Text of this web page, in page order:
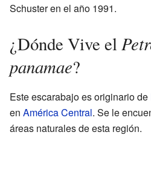
Schuster en el año 1991.
¿Dónde Vive el
panamae?
Este escarabajo es originario de
en América Central. Se le
áreas naturales de esta región.